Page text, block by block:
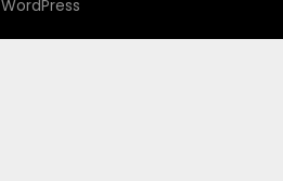
WordPress